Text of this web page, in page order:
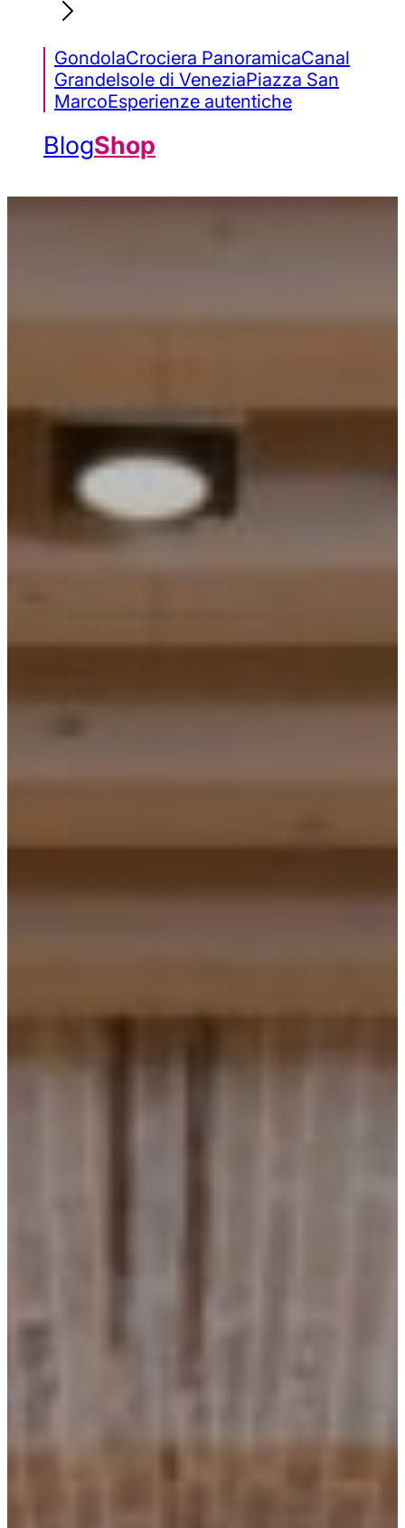
GondolaCrociera PanoramicaCanal
GrandeIsole di VeneziaPiazza San
MarcoEsperienze autentiche
BlogShop